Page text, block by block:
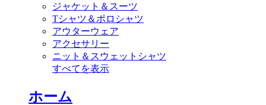
ジャケット＆スーツ
Tシャツ＆ポロシャツ
アウターウェア
アクセサリー
ニット＆スウェットシャツ
すべてを表示
ホーム